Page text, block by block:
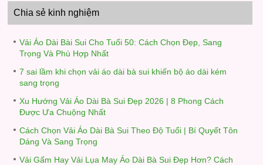
Chia sẻ kinh nghiệm
Vải Áo Dài Bài Sui Cho Tuổi 50: Cách Chọn Đẹp, Sang
Trọng Và Phù Hợp Nhất
7 sai lầm khi chọn vải áo dài bà sui khiến bộ áo dài kém
sang trọng
Xu Hướng Vải Áo Dài Bà Sui Đẹp 2026 | 8 Phong Cách
Được Ưa Chuộng Nhất
Cách Chọn Vải Áo Dài Bà Sui Theo Độ Tuổi | Bí Quyết Tôn
Dáng Và Sang Trọng
Vải Gấm Hay Vải Lụa May Áo Dài Bà Sui Đẹp Hơn? Cách